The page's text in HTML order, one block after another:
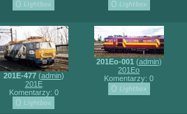
201E-477(admin)
201E
Komentarzy: 0
201Eo-001 (admin)
201Eo
Komentarzy: 0